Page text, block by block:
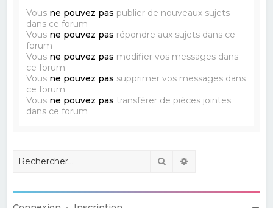
Vous ne pouvez pas publier de nouveaux sujets
dans ce forum
Vous ne pouvez pas répondre aux sujets dans ce
forum
Vous ne pouvez pas modifier vos messages dans
ce forum
Vous ne pouvez pas supprimer vos messages dans
ce forum
Vous ne pouvez pas transférer de pièces jointes
dans ce forum
Rechercher